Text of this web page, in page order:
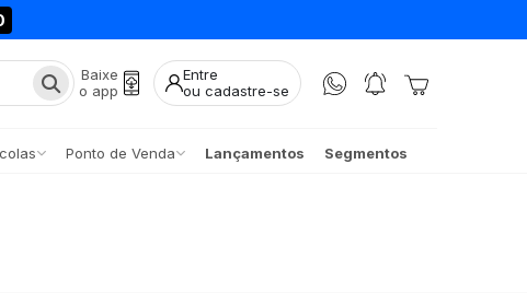
Baixe
o app
Entre
ou cadastre-se
Ponto de Venda Lançamentos Segmentos